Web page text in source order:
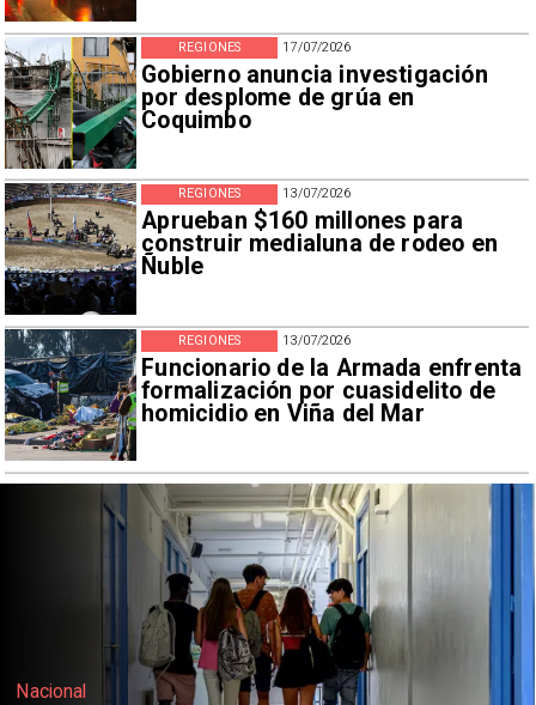
17/07/2026
Gobierno anuncia investigación
por desplome de grúa en
Coquimbo
REGIONES
13/07/2026
Aprueban $160 millones para
construir medialuna de rodeo en
Ñuble
REGIONES
13/07/2026
Funcionario de la Armada enfrenta
formalización por cuasidelito de
homicidio en Viña del Mar
REGIONES
Regiones